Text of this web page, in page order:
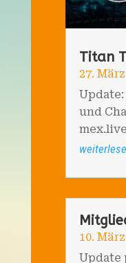
Titan
27.
Update:
und
10.
Update